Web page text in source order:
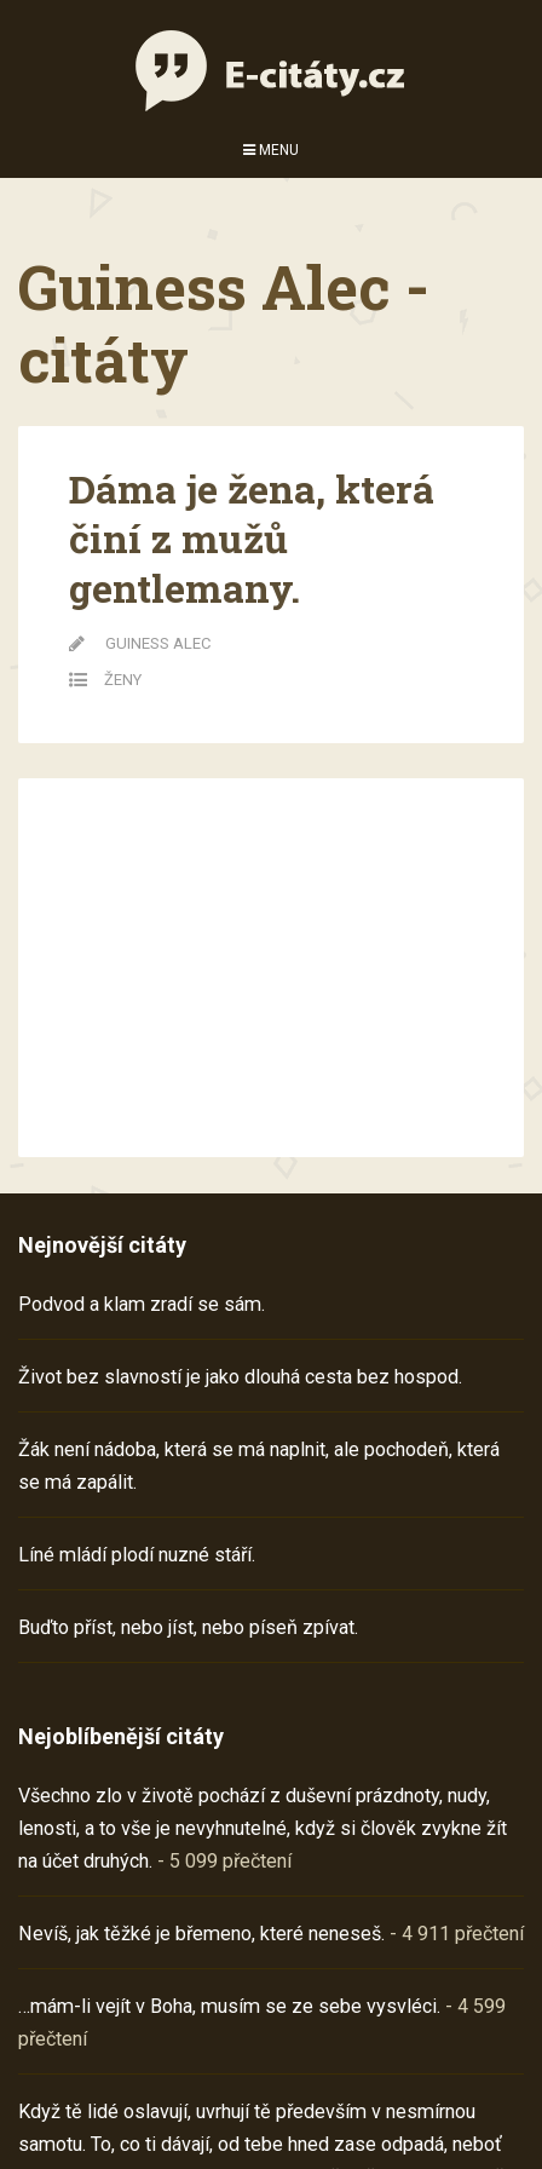
MENU
Guiness Alec -
citáty
Dáma je žena, která
činí z mužů
gentlemany.
GUINESS ALEC
ŽENY
Nejnovější citáty
Podvod a klam zradí se sám.
Život bez slavností je jako dlouhá cesta bez hospod.
Žák není nádoba, která se má naplnit, ale pochodeň, která
se má zapálit.
Líné mládí plodí nuzné stáří.
Buďto příst, nebo jíst, nebo píseň zpívat.
Nejoblíbenější citáty
Všechno zlo v životě pochází z duševní prázdnoty, nudy,
lenosti, a to vše je nevyhnutelné, když si člověk zvykne žít
na účet druhých. - 5 099 přečtení
Nevíš, jak těžké je břemeno, které neneseš. - 4 911 přečtení
…mám-li vejít v Boha, musím se ze sebe vysvléci. - 4 599
přečtení
Když tě lidé oslavují, uvrhují tě především v nesmírnou
samotu. To, co ti dávají, od tebe hned zase odpadá, neboť